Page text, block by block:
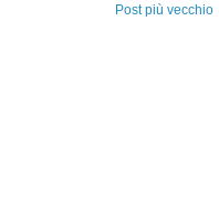
Post più vecchio